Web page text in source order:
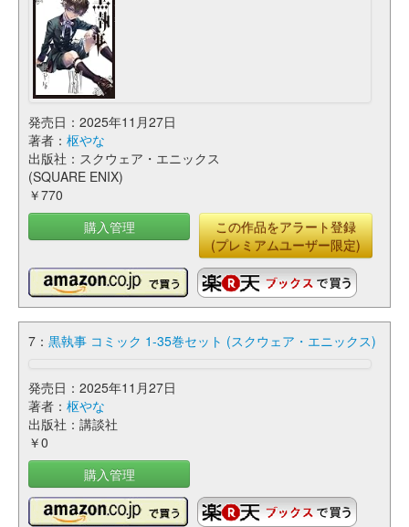
発売日：2025年11月27日
著者： 枢やな
出版社：スクウェア・エニックス
(SQUARE ENIX)
￥770
購入管理
この作品をアラート登録
(プレミアムユーザー限定)
7： 黒執事 コミック 1-35巻セット (スクウェア・エニックス)
発売日：2025年11月27日
著者： 枢やな
出版社：講談社
￥0
購入管理